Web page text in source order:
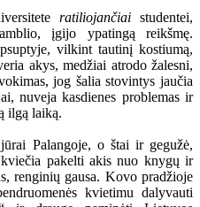
ratiliojančiai studentei,
įgijo ypatingą reikšmę.
vilkint tautinį kostiumą,
akys, medžiai atrodo žalesni,
jog šalia stovintys jaučia
nuveja kasdienes problemas ir
ilgą laiką.
Palangoje, o štai ir gegužė,
kviečia pakelti akis nuo knygų ir
renginių gausa. Kovo pradžioje
kvietimu dalyvauti